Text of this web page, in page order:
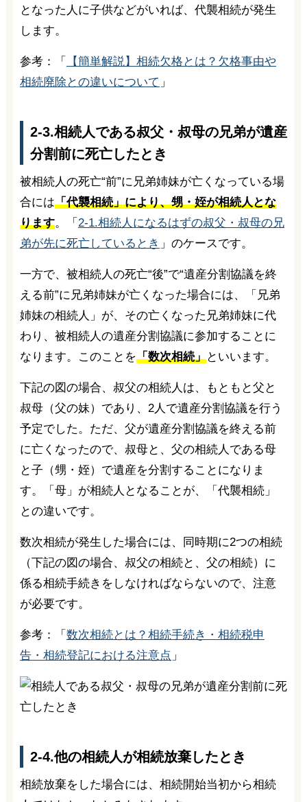
となった人に子供などがいれば、代襲相続が発生
します。
参考：「
【簡単解説】相続欠格とは？欠格事由や
相続廃除との違いについて 」
2-3.相続人である叔父・叔母の兄弟が遺産
分割前に死亡したとき
被相続人の死亡“前”に兄弟姉妹が亡くなっている場
合には「代襲相続」により、甥・姪が相続人とな
ります。「 2-1.相続人になるはずの叔父・叔母の兄
弟が先に死亡しているとき 」のケースです。
一方で、被相続人の死亡“後”で“遺産分割協議を終
える前”に兄弟姉妹が亡くなった場合には、「兄弟
姉妹の相続人」が、その亡くなった兄弟姉妹に代
わり、被相続人の遺産分割協議に参加することに
なります。このことを「数次相続」といいます。
下記の図の場合、叔父の相続人は、もともと父と
叔母（父の妹）であり、2人で遺産分割協議を行う
予定でした。ただ、父が遺産分割協議を終える前
に亡くなったので、叔母と、父の相続人である母
と子（甥・姪）で遺産を分割することになりま
す。「母」が相続人となることが、「代襲相続」
との違いです。
数次相続が発生した場合には、同時期に2つの相続
（下記の図の場合、叔父の相続と、父の相続）に
係る相続手続きをしなければならないので、注意
が必要です。
参考：「 数次相続とは？相続手続き・相続税申
告・相続登記における注意点 」
2-4.他の相続人が相続放棄したとき
相続放棄をした場合には、相続開始当初から相続